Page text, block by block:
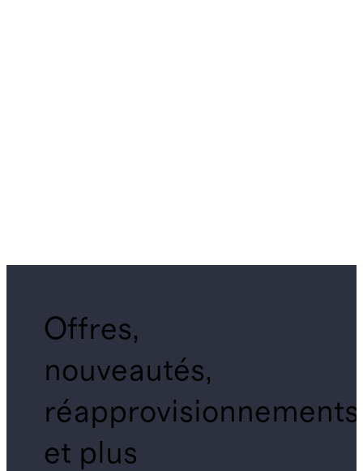
Offres,
nouveautés,
réapprovisionnements
et plus